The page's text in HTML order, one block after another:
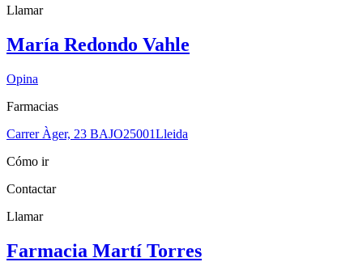
Llamar
María Redondo Vahle
Opina
Farmacias
Carrer Àger, 23 BAJO25001Lleida
Cómo ir
Contactar
Llamar
Farmacia Martí Torres